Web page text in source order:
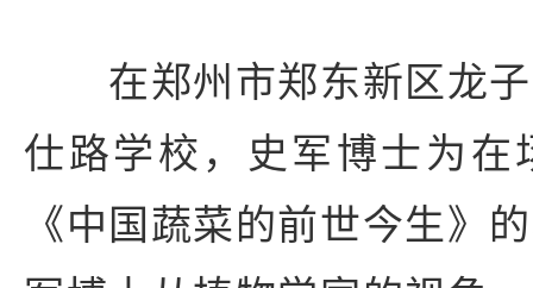
在郑州市郑东新区龙子
仕路学校，史军博士为在
《中国蔬菜的前世今生》